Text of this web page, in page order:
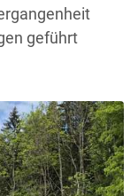
geführt